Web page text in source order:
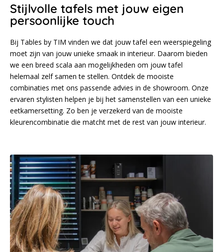
Stijlvolle tafels met jouw eigen
persoonlijke touch
Bij Tables by TIM vinden we dat jouw tafel een weerspiegeling
moet zijn van jouw unieke smaak in interieur. Daarom bieden
we een breed scala aan mogelijkheden om jouw tafel
helemaal zelf samen te stellen. Ontdek de mooiste
combinaties met ons passende advies in de showroom. Onze
ervaren stylisten helpen je bij het samenstellen van een unieke
eetkamersetting. Zo ben je verzekerd van de mooiste
kleurencombinatie die matcht met de rest van jouw interieur.